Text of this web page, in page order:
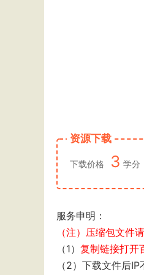
资源下载
下载价格 3 学分
服务申明：
（注）压缩包文件
（1） 复制链接打开
（2）下载文件后IP